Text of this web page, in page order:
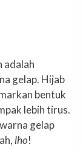
adalah
gelap. Hijab
bentuk
lebih tirus.
gelap
lho!